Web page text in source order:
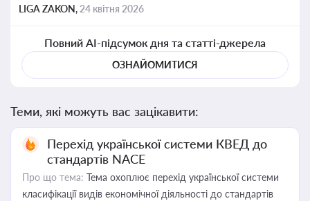
LIGA ZAKON, 24 квітня 2026
Повний AI-підсумок дня та статті-джерела
ОЗНАЙОМИТИСЯ
Теми, які можуть вас зацікавити:
Перехід української системи КВЕД до
стандартів NACE
Про що тема: Тема охоплює перехід української системи
класифікації видів економічної діяльності до стандартів